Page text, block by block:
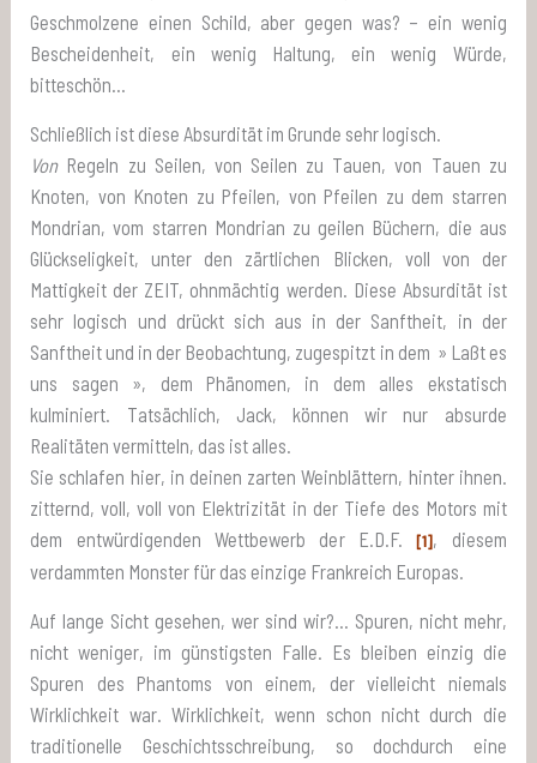
Geschmolzene einen Schild, aber gegen was? – ein wenig
Bescheidenheit, ein wenig Haltung, ein wenig Würde,
bitteschön…
Schließlich ist diese Absurdität im Grunde sehr logisch.
Von Regeln zu Seilen, von Seilen zu Tauen, von Tauen zu
Knoten, von Knoten zu Pfeilen, von Pfeilen zu dem starren
Mondrian, vom starren Mondrian zu geilen Büchern, die aus
Glückseligkeit, unter den zärtlichen Blicken, voll von der
Mattigkeit der ZEIT, ohnmächtig werden. Diese Absurdität ist
sehr logisch und drückt sich aus in der Sanftheit, in der
Sanftheit und in der Beobachtung, zugespitzt in dem » Laßt es
uns sagen », dem Phänomen, in dem alles ekstatisch
kulminiert. Tatsächlich, Jack, können wir nur absurde
Realitäten vermitteln, das ist alles.
Sie schlafen hier, in deinen zarten Weinblättern, hinter ihnen.
zitternd, voll, voll von Elektrizität in der Tiefe des Motors mit
dem entwürdigenden Wettbewerb der E.D.F.[1], diesem
verdammten Monster für das einzige Frankreich Europas.
Auf lange Sicht gesehen, wer sind wir?… Spuren, nicht mehr,
nicht weniger, im günstigsten Falle. Es bleiben einzig die
Spuren des Phantoms von einem, der vielleicht niemals
Wirklichkeit war. Wirklichkeit, wenn schon nicht durch die
traditionelle Geschichtsschreibung, so dochdurch eine